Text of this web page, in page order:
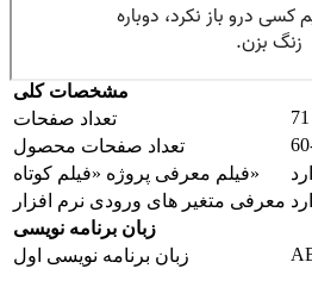
مشخصات کلی
تعداد صفحات
71
تعداد صفحات محصول
فیلم معرفی پروژه «فیلم کوتاه»
معرفی متغیر های ورودی نرم افزار
زبان برنامه نویسی
زبان برنامه نویسی اول